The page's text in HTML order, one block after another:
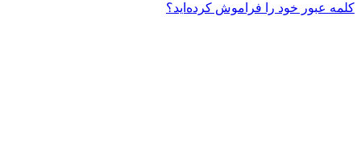
کلمه عبور خود را فراموش کرده‌اید؟